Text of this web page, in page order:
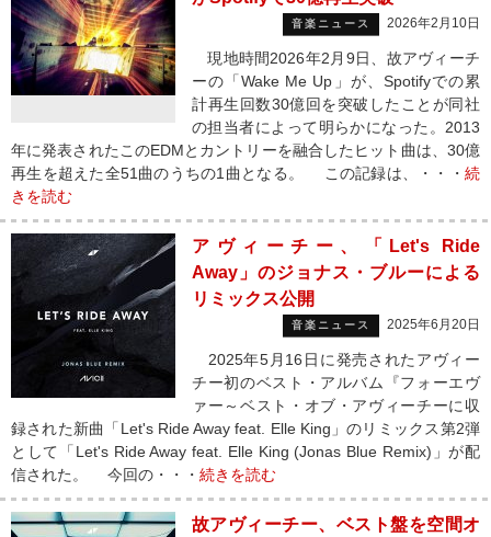
音楽ニュース 2026年2月10日
現地時間2026年2月9日、故アヴィーチ
ーの「Wake Me Up」が、Spotifyでの累
計再生回数30億回を突破したことが同社
の担当者によって明らかになった。2013
年に発表されたこのEDMとカントリーを融合したヒット曲は、30億
再生を超えた全51曲のうちの1曲となる。 この記録は、・・・ 続
きを読む
アヴィーチー、「Let's Ride
Away」のジョナス・ブルーによる
リミックス公開
音楽ニュース 2025年6月20日
2025年5月16日に発売されたアヴィー
チー初のベスト・アルバム『フォーエヴ
ァー～ベスト・オブ・アヴィーチーに収
録された新曲「Let's Ride Away feat. Elle King」のリミックス第2弾
として「Let's Ride Away feat. Elle King (Jonas Blue Remix)」が配
信された。 今回の・・・ 続きを読む
故アヴィーチー、ベスト盤を空間オ